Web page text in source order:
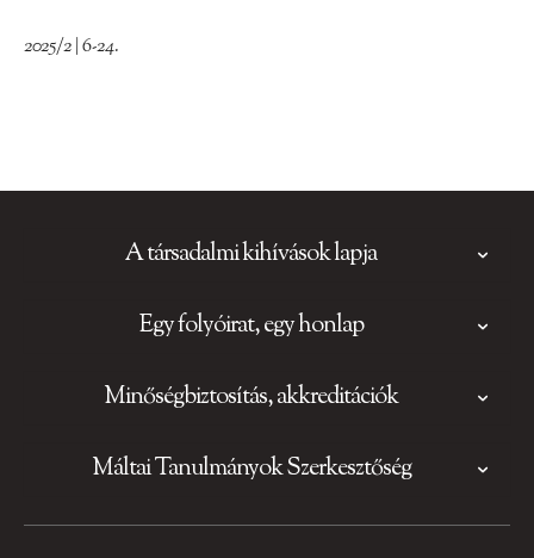
2025/2 | 6-24.
A társadalmi kihívások lapja
Egy folyóirat, egy honlap
Minőségbiztosítás, akkreditációk
Máltai Tanulmányok Szerkesztőség